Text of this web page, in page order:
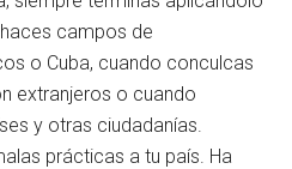
campos de
o Cuba, cuando conculcas
extranjeros o cuando
y otras ciudadanías.
prácticas a tu país. Ha